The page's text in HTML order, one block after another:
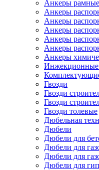
Анкеры
Анкеры
Анкеры
Анкеры
Анкеры
Анкеры
Анкеры
Инжекционные
Гвозди
Гвозди
Гвозди
Гвозди толевые
Дюбельная
Дюбели
Дюбели для
Дюбели для
Дюбели для
Дюбели для